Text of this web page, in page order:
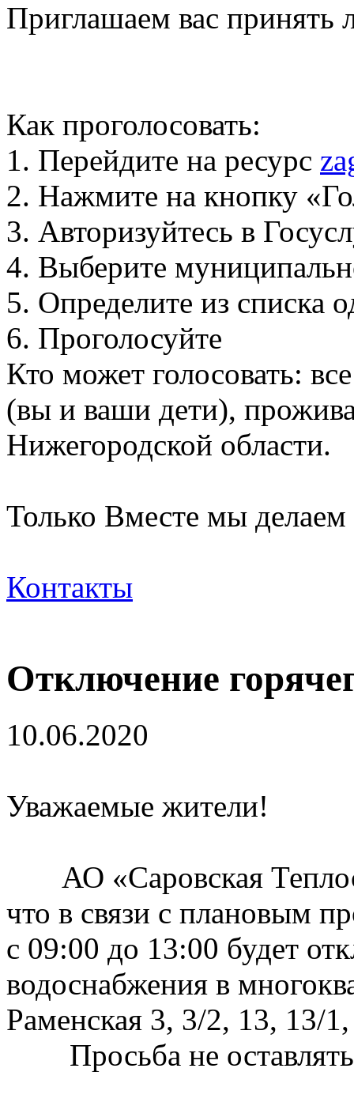
Приглашаем вас принять
Как проголосовать:
1. Перейдите на ресурс
2. Нажмите на кнопку
3. Авторизуйтесь в
4. Выберите
5. Определите из списка
6. Проголосуйте
Кто может голосовать:
(вы и ваши дети),
Нижегородской области.
Только Вместе мы
Контакты
Отключение
10.06.2020
Уважаемые жители!
АО «Саровская
что в связи с плановым
с 09:00 до 13:00 будет
водоснабжения в
Раменская 3, 3/2, 13, 13/
Просьба не